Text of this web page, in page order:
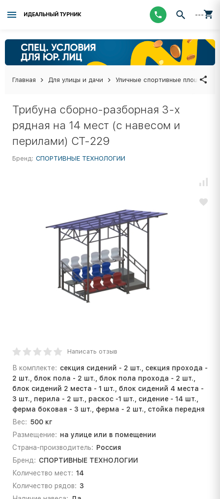
ИДЕАЛЬНЫЙ ТУРНИК ---
Главная Для улицы и дачи Уличные спортивные площадки
Трибуна сборно-разборная 3-х
рядная на 14 мест (с навесом и
перилами) СТ-229
Бренд: СПОРТИВНЫЕ ТЕХНОЛОГИИ
Написать отзыв
В комплекте: секция сидений - 2 шт., секция прохода -
2 шт., блок пола - 2 шт., блок пола прохода - 2 шт.,
блок сидений 2 места - 1 шт., блок сидений 4 места -
3 шт., перила - 2 шт., раскос -1 шт., сидение - 14 шт.,
ферма боковая - 3 шт., ферма - 2 шт., стойка передня
Вес: 500 кг
Размещение: на улице или в помещении
Страна-производитель: Россия
Бренд: СПОРТИВНЫЕ ТЕХНОЛОГИИ
Количество мест: 14
Количество рядов: 3